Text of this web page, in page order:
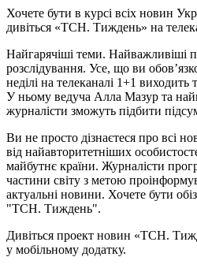
Хочете бути в курсі всіх новин
дивіться «ТСН. Тиждень» на
Найгарячіші теми. Найважливіші
розслідування. Усе, що ви
неділі на телеканалі 1+1
У ньому ведуча Алла Мазур та
журналісти зможуть підбити
Ви не просто дізнаєтеся про всі
від найавторитетніших
майбутнє країни. Журналісти
частини світу з метою
актуальні новини. Хочете бути
"ТСН. Тиждень".
Дивіться проект новин «ТСН.
у мобільному додатку.